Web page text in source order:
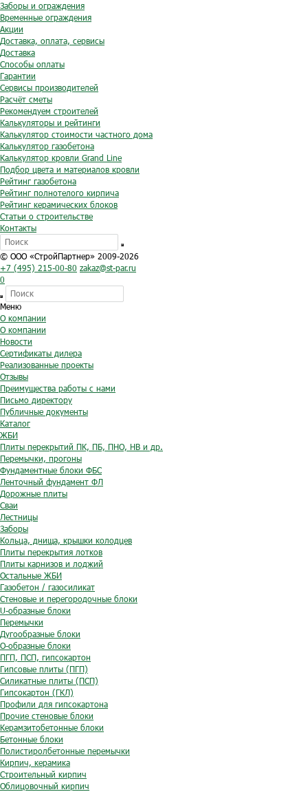
Заборы и ограждения
Временные ограждения
Акции
Доставка, оплата, сервисы
Доставка
Способы оплаты
Гарантии
Сервисы производителей
Расчёт сметы
Рекомендуем строителей
Калькуляторы и рейтинги
Калькулятор стоимости частного дома
Калькулятор газобетона
Калькулятор кровли Grand Line
Подбор цвета и материалов кровли
Рейтинг газобетона
Рейтинг полнотелого кирпича
Рейтинг керамических блоков
Статьи о строительстве
Контакты
© ООО «СтройПартнер» 2009-2026
+7 (495) 215-00-80 zakaz@st-par.ru
0
Меню
О компании
О компании
Новости
Сертификаты дилера
Реализованные проекты
Отзывы
Преимущества работы с нами
Письмо директору
Публичные документы
Каталог
ЖБИ
Плиты перекрытий ПК, ПБ, ПНО, НВ и др.
Перемычки, прогоны
Фундаментные блоки ФБС
Ленточный фундамент ФЛ
Дорожные плиты
Сваи
Лестницы
Заборы
Кольца, днища, крышки колодцев
Плиты перекрытия лотков
Плиты карнизов и лоджий
Остальные ЖБИ
Газобетон / газосиликат
Стеновые и перегородочные блоки
U-образные блоки
Перемычки
Дугообразные блоки
O-образные блоки
ПГП, ПСП, гипсокартон
Гипсовые плиты (ПГП)
Силикатные плиты (ПСП)
Гипсокартон (ГКЛ)
Профили для гипсокартона
Прочие стеновые блоки
Керамзитобетонные блоки
Бетонные блоки
Полистиролбетонные перемычки
Кирпич, керамика
Строительный кирпич
Облицовочный кирпич